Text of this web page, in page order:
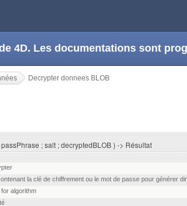
4D. Les documentations sont
Decrypter donnees BLOB
; salt ; decryptedBLOB ) -> Résultat
la clé de chiffrement ou le mot de passe pour générer
algorithm